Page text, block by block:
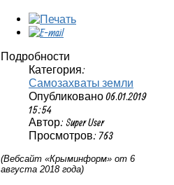
Подробности
Категория:
Самозахваты земли
Опубликовано 06.01.2019
15:54
Автор: Super User
Просмотров: 763
(Вебсайт «Крыминформ» от 6
августа 2018 года)